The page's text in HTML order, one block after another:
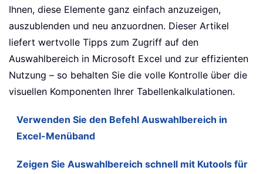
Ihnen, diese Elemente ganz einfach anzuzeigen,
auszublenden und neu anzuordnen. Dieser Artikel
liefert wertvolle Tipps zum Zugriff auf den
Auswahlbereich in Microsoft Excel und zur effizienten
Nutzung – so behalten Sie die volle Kontrolle über die
visuellen Komponenten Ihrer Tabellenkalkulationen.
Verwenden Sie den Befehl Auswahlbereich in
Excel-Menüband
Zeigen Sie Auswahlbereich schnell mit Kutools für